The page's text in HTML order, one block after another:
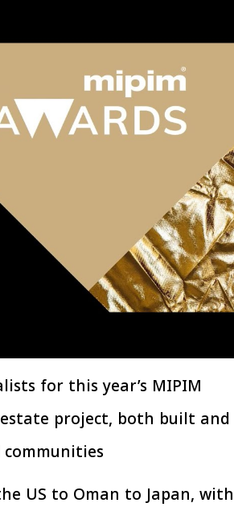
for this year’s MIPIM
project, both built and
US to Oman to Japan, with
واسع.. والبترول: مصر تعزز مكانتها
بوصفها مركزًا إقليميًّا للطاقة
30 مارس 2026 03:59 م